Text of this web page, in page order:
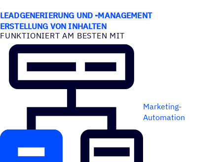
ANWEN­DUNGS­FÄLLE
LEADGENERIERUNG UND -MANAGEMENT
ERSTELLUNG VON INHALTEN
FUNK­TIO­NIERT AM BESTEN MIT
Marketing-
Automation